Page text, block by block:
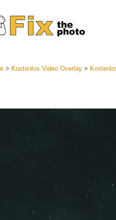
> Kostenlos Video Overlay>